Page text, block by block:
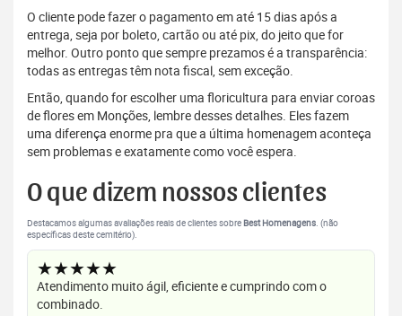
O cliente pode fazer o pagamento em até 15 dias após a
entrega, seja por boleto, cartão ou até pix, do jeito que for
melhor. Outro ponto que sempre prezamos é a transparência:
todas as entregas têm nota fiscal, sem exceção.
Então, quando for escolher uma floricultura para enviar coroas
de flores em Monções, lembre desses detalhes. Eles fazem
uma diferença enorme pra que a última homenagem aconteça
sem problemas e exatamente como você espera.
O que dizem nossos clientes
Destacamos algumas avaliações reais de clientes sobre Best Homenagens. (não
específicas deste cemitério).
★★★★★
Atendimento muito ágil, eficiente e cumprindo com o
combinado.